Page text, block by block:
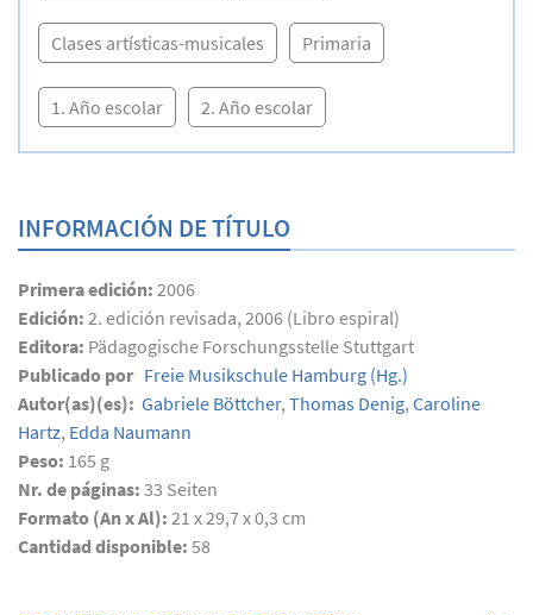
Clases artísticas-musicales Primaria
1. Año escolar 2. Año escolar
INFORMACIÓN DE TÍTULO
Primera edición: 2006
Edición: 2. edición revisada, 2006 (Libro espiral)
Editora: Pädagogische Forschungsstelle Stuttgart
Publicado por Freie Musikschule Hamburg (Hg.)
Autor(as)(es): Gabriele Böttcher, Thomas Denig, Caroline
Hartz, Edda Naumann
Peso: 165 g
Nr. de páginas: 33 Seiten
Formato (An x Al): 21 x 29,7 x 0,3 cm
Cantidad disponible: 58